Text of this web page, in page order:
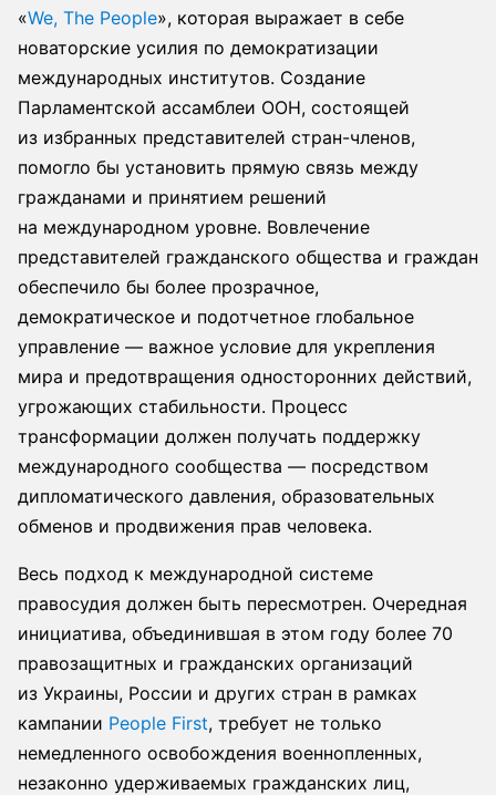
«We, The People», которая выражает в себе
новаторские усилия по демократизации
международных институтов. Создание
Парламентской ассамблеи ООН, состоящей
из избранных представителей стран-членов,
помогло бы установить прямую связь между
гражданами и принятием решений
на международном уровне. Вовлечение
представителей гражданского общества и граждан
обеспечило бы более прозрачное,
демократическое и подотчетное глобальное
управление — важное условие для укрепления
мира и предотвращения односторонних действий,
угрожающих стабильности. Процесс
трансформации должен получать поддержку
международного сообщества — посредством
дипломатического давления, образовательных
обменов и продвижения прав человека.
Весь подход к международной системе
правосудия должен быть пересмотрен. Очередная
инициатива, объединившая в этом году более 70
правозащитных и гражданских организаций
из Украины, России и других стран в рамках
кампании People First, требует не только
немедленного освобождения военнопленных,
незаконно удерживаемых гражданских лиц,